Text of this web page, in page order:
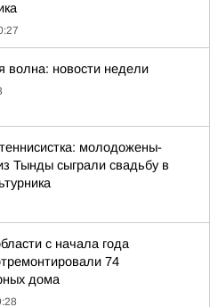
волна: новости недели
молодожены-
Тынды сыграли свадьбу в
с начала года
74
дома